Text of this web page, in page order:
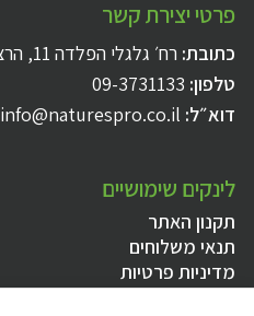
פרטי יצירת קשר
כתובת: רח׳ גלגלי הפלדה 11, הרצליה
טלפון: 09-3731133
דוא״ל: info@naturespro.co.il
לינקים שימושיים
תקנון האתר
תנאי משלוחים
מדיניות פרטיות
הצהרת נגישות